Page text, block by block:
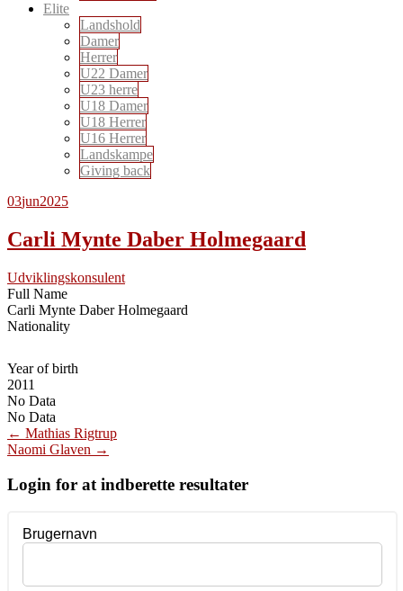
Elite
Landshold
Damer
Herrer
U22 Damer
U23 herre
U18 Damer
U18 Herrer
U16 Herrer
Landskampe
Giving back
03jun2025
Carli Mynte Daber Holmegaard
Udviklingskonsulent
Full Name
Carli Mynte Daber Holmegaard
Nationality
Year of birth
2011
No Data
No Data
Post
navigation
← Mathias Rigtrup
Naomi Glaven →
Login for at indberette resultater
Brugernavn